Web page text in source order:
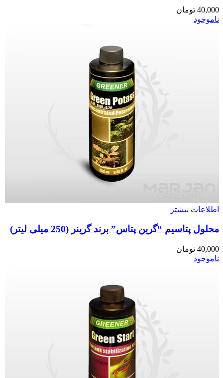
40,000 تومان
ناموجود
اطلاعات بیشتر
محلول پتاسیم “گرین پتاس” برند گرینر (250 میلی لیتر)
40,000 تومان
ناموجود